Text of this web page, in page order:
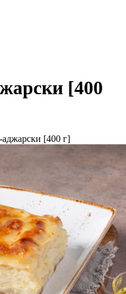
[400
[400 г]